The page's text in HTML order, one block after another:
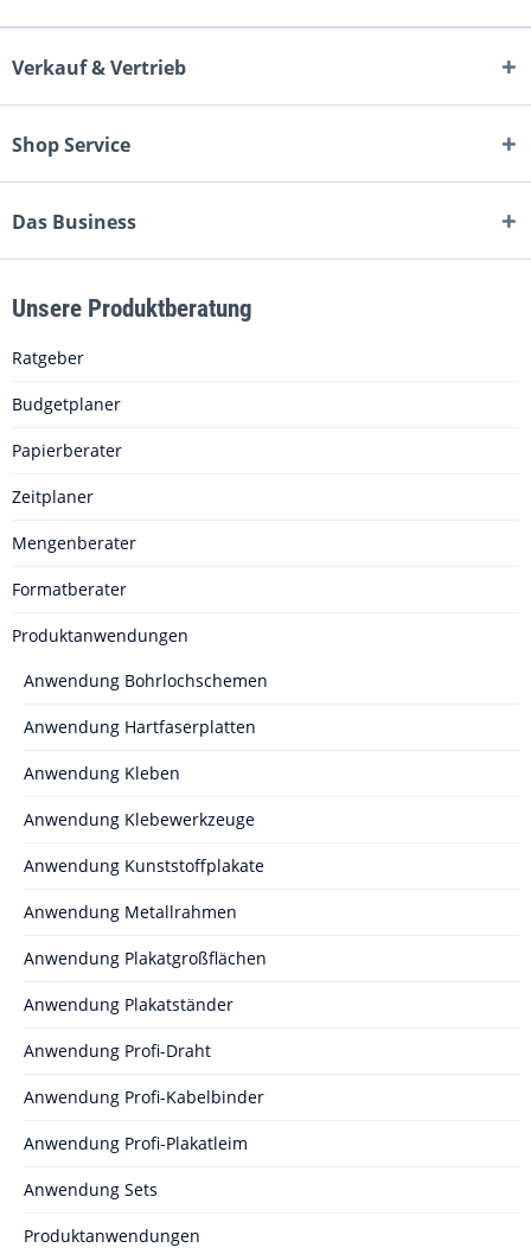
Verkauf & Vertrieb
Shop Service
Das Business
Unsere Produktberatung
Ratgeber
Budgetplaner
Papierberater
Zeitplaner
Mengenberater
Formatberater
Produktanwendungen
Anwendung Bohrlochschemen
Anwendung Hartfaserplatten
Anwendung Kleben
Anwendung Klebewerkzeuge
Anwendung Kunststoffplakate
Anwendung Metallrahmen
Anwendung Plakatgroßflächen
Anwendung Plakatständer
Anwendung Profi-Draht
Anwendung Profi-Kabelbinder
Anwendung Profi-Plakatleim
Anwendung Sets
Produktanwendungen